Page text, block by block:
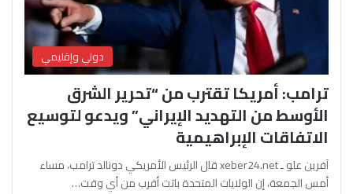
دولي وإقليمي
ترامب: أمريكا تقترب من “تحرير الشرق
الأوسط من التهديد الإيراني” ويدعو لتوسيع
الاتفاقات الإبراهيمية
آفرين علو ـ xeber24.net قال الرئيس الأمريكي دونالد ترامب، مساء
أمس الجمعة، إن الولايات المتحدة باتت أقرب من أي وقت…